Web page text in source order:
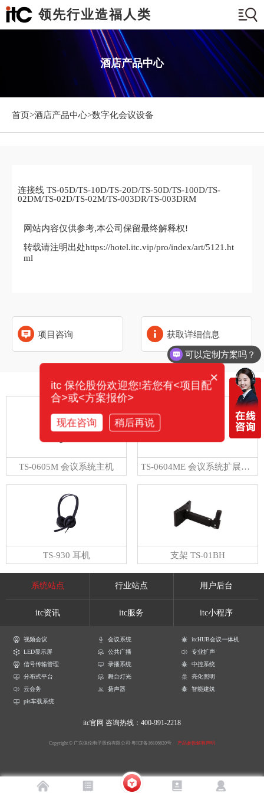
领先行业造福人类
酒店产品中心
首页>酒店产品中心>数字化会议设备
连接线 TS-05D/TS-10D/TS-20D/TS-50D/TS-100D/TS-
02DM/TS-02D/TS-02M/TS-003DR/TS-003DRM
网站内容仅供参考,本公司保留最终解释权!
转载请注明出处https://hotel.itc.vip/pro/index/art/5121.ht
ml
项目咨询 获取详细信息
相关产品
TS-0605M 会议系统主机 TS-0604ME 会议系统扩展主机
TS-930 耳机 支架 TS-01BH
系统站点 行业站点 用户后台
itc资讯 itc服务 itc小程序
视频会议 会议系统
itcHUB会议一体机
LED显示屏
公共广播
专业扩声
信号传输管理
录播系统
中控系统
分布式平台
舞台灯光
亮化照明
云会务
扬声器
智能建筑
pis车载系统
itc官网 咨询热线：400-991-2218
Copyright © 广东保伦电子股份有限公司 粤ICP备16106620号 产品参数解释声明
可以定制方案吗？
×
itc 保伦股份欢迎您!若您有<项目配
合>或<方案报价>
现在咨询 稍后再说